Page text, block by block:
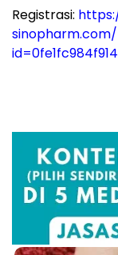
Registrasi: